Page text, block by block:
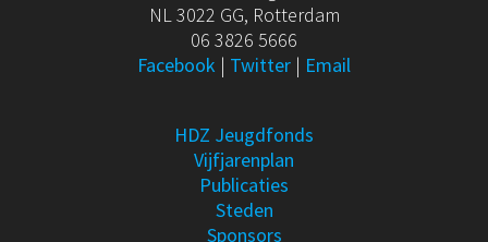
NL 3022 GG, Rotterdam
06 3826 5666
Facebook | Twitter | Email
HDZ Jeugdfonds
Vijfjarenplan
Publicaties
Steden
Sponsors